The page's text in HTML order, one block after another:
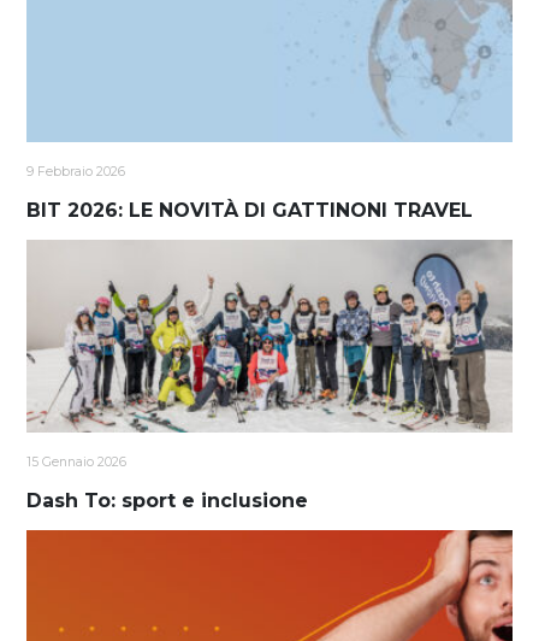
9 Febbraio 2026
BIT 2026: LE NOVITÀ DI GATTINONI TRAVEL
15 Gennaio 2026
Dash To: sport e inclusione